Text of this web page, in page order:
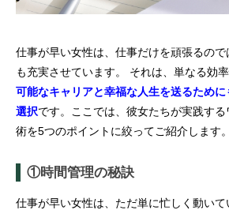
仕事が早い女性は、仕事だけを頑張るので
も充実させています。 それは、単なる効率
可能なキャリアと幸福な人生を送るため
選択です。ここでは、彼女たちが実践す
術を5つのポイントに絞ってご紹介します。
①時間管理の秘訣
仕事が早い女性は、ただ単に忙しく動い